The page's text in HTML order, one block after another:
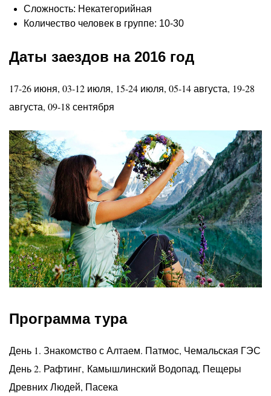
Сложность: Некатегорийная
Количество человек в группе: 10-30
Даты заездов на 2016 год
17-26 июня, 03-12 июля, 15-24 июля, 05-14 августа, 19-28
августа, 09-18 сентября
Программа тура
День 1. Знакомство с Алтаем. Патмос, Чемальская ГЭС
День 2. Рафтинг, Камышлинский Водопад, Пещеры
Древних Людей, Пасека